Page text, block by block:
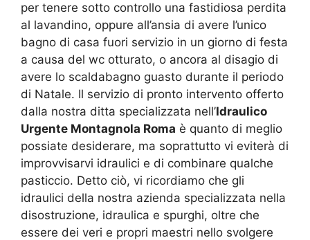
per tenere sotto controllo una fastidiosa perdita
al lavandino, oppure all’ansia di avere l’unico
bagno di casa fuori servizio in un giorno di festa
a causa del wc otturato, o ancora al disagio di
avere lo scaldabagno guasto durante il periodo
di Natale. Il servizio di pronto intervento offerto
dalla nostra ditta specializzata nell’Idraulico
Urgente Montagnola Roma è quanto di meglio
possiate desiderare, ma soprattutto vi eviterà di
improvvisarvi idraulici e di combinare qualche
pasticcio. Detto ciò, vi ricordiamo che gli
idraulici della nostra azienda specializzata nella
disostruzione, idraulica e spurghi, oltre che
essere dei veri e propri maestri nello svolgere